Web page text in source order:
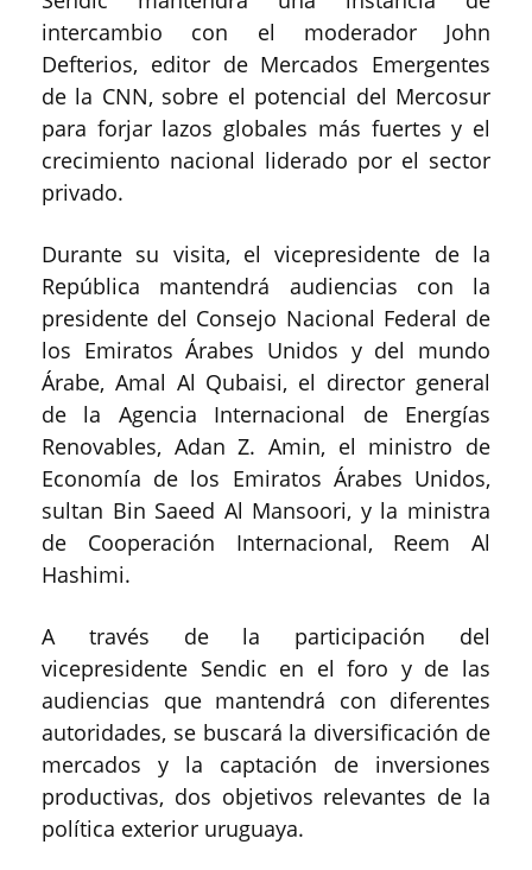
intercambio con el moderador John
Defterios, editor de Mercados Emergentes
de la CNN, sobre el potencial del Mercosur
para forjar lazos globales más fuertes y el
crecimiento nacional liderado por el sector
privado.
Durante su visita, el vicepresidente de la
República mantendrá audiencias con la
presidente del Consejo Nacional Federal de
los Emiratos Árabes Unidos y del mundo
Árabe, Amal Al Qubaisi, el director general
de la Agencia Internacional de Energías
Renovables, Adan Z. Amin, el ministro de
Economía de los Emiratos Árabes Unidos,
sultan Bin Saeed Al Mansoori, y la ministra
de Cooperación Internacional, Reem Al
Hashimi.
A través de la participación del
vicepresidente Sendic en el foro y de las
audiencias que mantendrá con diferentes
autoridades, se buscará la diversificación de
mercados y la captación de inversiones
productivas, dos objetivos relevantes de la
política exterior uruguaya.